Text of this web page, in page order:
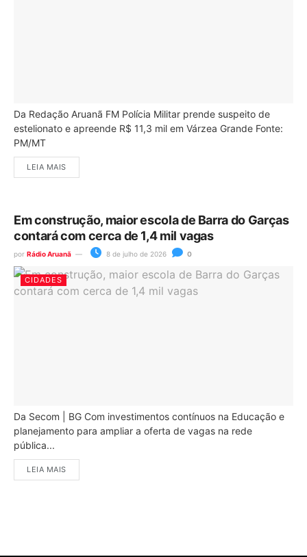
Da Redação Aruanã FM Polícia Militar prende suspeito de
estelionato e apreende R$ 11,3 mil em Várzea Grande Fonte:
PM/MT
LEIA MAIS
Em construção, maior escola de Barra do Garças
contará com cerca de 1,4 mil vagas
por Rádio Aruanã 8 de julho de 2026 0
CIDADES
Da Secom | BG Com investimentos contínuos na Educação e
planejamento para ampliar a oferta de vagas na rede
pública...
LEIA MAIS